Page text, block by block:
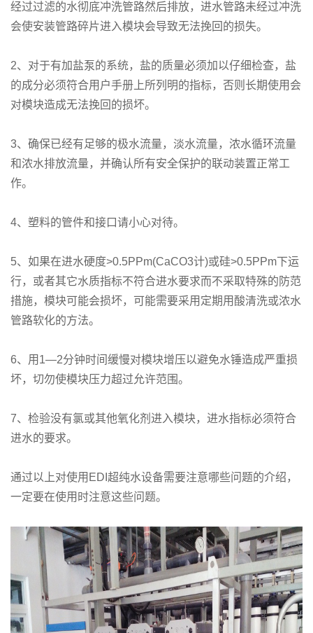
经过过滤的水彻底冲洗管路然后排放，进水管路未经过冲洗
会使安装管路碎片进入模块会导致无法挽回的损失。
2、对于有加盐泵的系统，盐的质量必须加以仔细检查，盐
的成分必须符合用户手册上所列明的指标，否则长期使用会
对模块造成无法挽回的损坏。
3、确保已经有足够的极水流量，淡水流量，浓水循环流量
和浓水排放流量，并确认所有安全保护的联动装置正常工
作。
4、塑料的管件和接口请小心对待。
5、如果在进水硬度>0.5PPm(CaCO3计)或硅>0.5PPm下运
行，或者其它水质指标不符合进水要求而不采取特殊的防范
措施，模块可能会损坏，可能需要采用定期用酸清洗或浓水
管路软化的方法。
6、用1—2分钟时间缓慢对模块增压以避免水锤造成严重损
坏，切勿使模块压力超过允许范围。
7、检验没有氯或其他氧化剂进入模块，进水指标必须符合
进水的要求。
通过以上对使用EDI超纯水设备需要注意哪些问题的介绍，
一定要在使用时注意这些问题。